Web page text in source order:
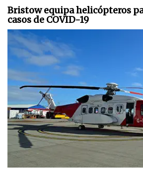
Bristow equipa helicópteros
casos de COVID-19